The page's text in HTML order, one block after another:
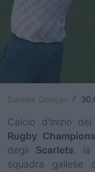
Challenge Cup
Super Rugby
Rugby in TV
Mercato
Serie A Elite
Daniele Goegan /
Calcio d'inizio
Rugby
degli Scarlets, la
squadra gallese